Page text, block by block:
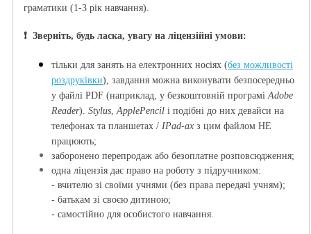
граматики (1-3 рік навчання).
❗️ Зверніть, будь ласка, увагу на ліцензійні умови:
тільки для занять на електронних носіях (без можливості
роздруківки), завдання можна виконувати безпосередньо
у файлі PDF (наприклад, у безкоштовній програміAdobe
Reader). Stylus,ApplePencil і подібні до них девайси на
телефонах та планшетах / IPad-ах з цим файлом НЕ
працюють;
заборонено перепродаж або безоплатне розповсюдження;
одна ліцензія дає право на роботу з підручником:
- вчителю зі своїми учнями (без права передачі учням);
- батькам зі своєю дитиною;
- самостійно для особистого навчання.